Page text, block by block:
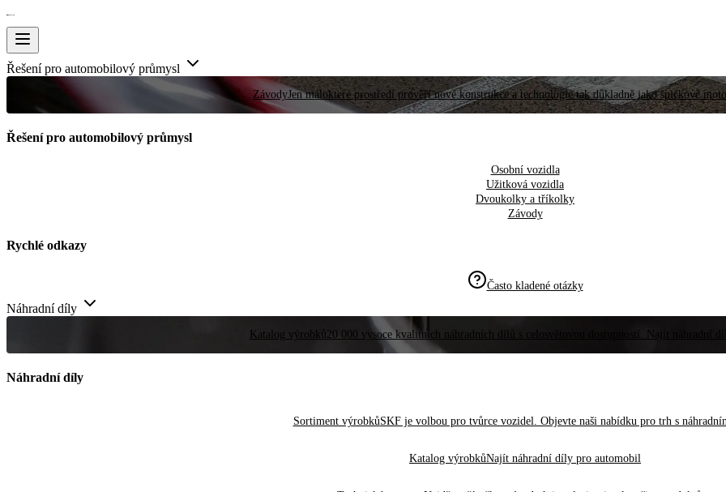
Řešení pro automobilový průmysl
ZávodyJen málokteré prostředí prověří nové konstrukce a technologie tak důkladně jako špičkové
Řešení pro automobilový průmysl
Osobní vozidla
Užitková vozidla
Dvoukolky a tříkolky
Závody
Rychlé odkazy
Často kladené otázky
Náhradní díly
Katalog výrobků20 000 vysoce kvalitních náhradních dílů s celosvětovou dostupností. Najít náhradní
Náhradní díly
Sortiment výrobkůSKF je volbou pro tvůrce vozidel. Objevte naši nabídku pro trh s
Katalog výrobkůNajít náhradní díly pro automobil